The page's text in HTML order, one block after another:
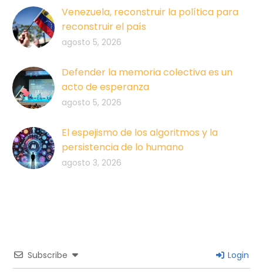
Venezuela, reconstruir la política para
reconstruir el país
agosto 5, 2026
Defender la memoria colectiva es un
acto de esperanza
agosto 5, 2026
El espejismo de los algoritmos y la
persistencia de lo humano
agosto 3, 2026
Subscribe Login